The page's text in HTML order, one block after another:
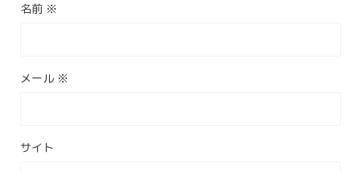
名前 ※
メール ※
サイト